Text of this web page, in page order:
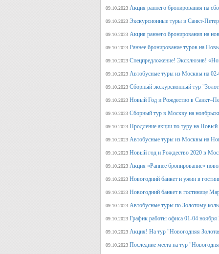
09.10.2023 Акция раннего бронирования на
09.10.2023 Экскурсионные туры в Санкт-
09.10.2023 Акция раннего бронирования на
09.10.2023 Раннее бронирование туров на
09.10.2023 Спецпредложение! Эксклюзив!
09.10.2023 Автобусные туры из Москвы на
09.10.2023 Сборный экскурсионный тур
09.10.2023 Новый Год и Рождество в
09.10.2023 Сборный тур в Москву на
09.10.2023 Продление акции по туру на
09.10.2023 Автобусные туры из Москвы на
09.10.2023 Новый год и Рождество 2020 в
09.10.2023 Акция «Раннее бронирование»
09.10.2023 Новогодний банкет и ужин в
09.10.2023 Новогодний банкет в гостинице
09.10.2023 Автобусные туры по Золотому
09.10.2023 График работы офиса 01-04 ноября
09.10.2023 Акция! На тур "Новогодняя
09.10.2023 Последние места на тур